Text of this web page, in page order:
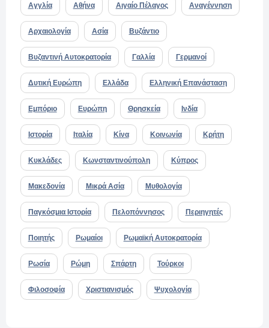
Αγγλία Αθήνα Αιγαίο Πέλαγος Αναγέννηση
Αρχαιολογία Ασία Βυζάντιο
Βυζαντινή Αυτοκρατορία Γαλλία Γερμανοί
Δυτική Ευρώπη Ελλάδα Ελληνική Επανάσταση
Εμπόριο Ευρώπη Θρησκεία Ινδία
Ιστορία Ιταλία Κίνα Κοινωνία Κρήτη
Κυκλάδες Κωνσταντινούπολη Κύπρος
Μακεδονία Μικρά Ασία Μυθολογία
Παγκόσμια Ιστορία Πελοπόννησος Περιηγητές
Ποιητής Ρωμαίοι Ρωμαϊκή Αυτοκρατορία
Ρωσία Ρώμη Σπάρτη Τούρκοι
Φιλοσοφία Χριστιανισμός Ψυχολογία